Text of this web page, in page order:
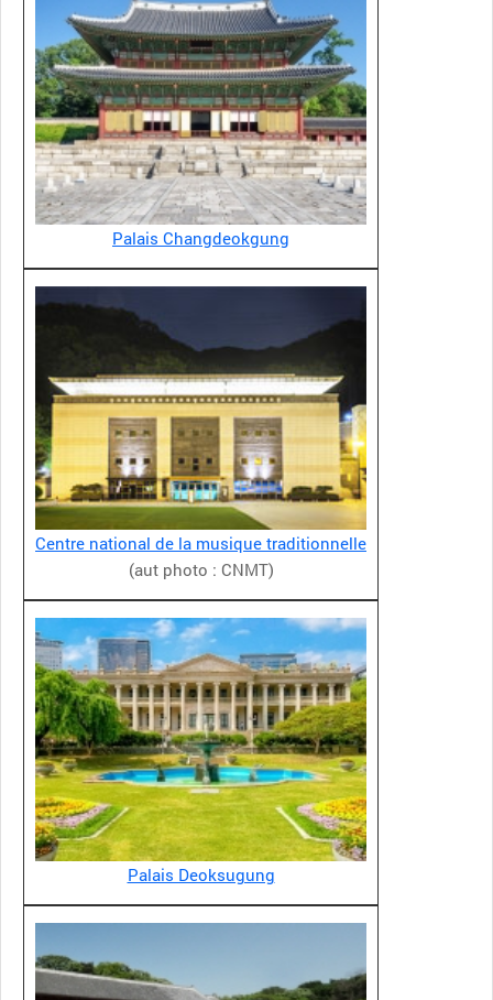
Palais Changdeokgung
Centre national de la musique traditionnelle
(aut photo : CNMT)
Palais Deoksugung